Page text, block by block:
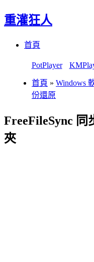
重灌狂人
首頁
PotPlayer
首頁 » Windows
份還原
FreeFileSync 同
夾